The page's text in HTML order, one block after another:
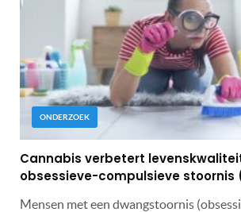
ONDERZOEK
Cannabis verbetert
obsessieve-compulsieve stoornis
Mensen met een dwangstoornis